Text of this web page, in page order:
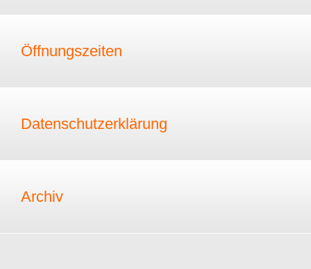
Öffnungszeiten
Datenschutzerklärung
Archiv